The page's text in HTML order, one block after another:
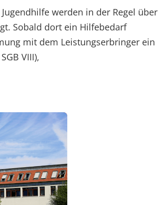
werden in der Regel über
Sobald dort ein Hilfebedarf
mit dem Leistungserbringer ein
VIII),